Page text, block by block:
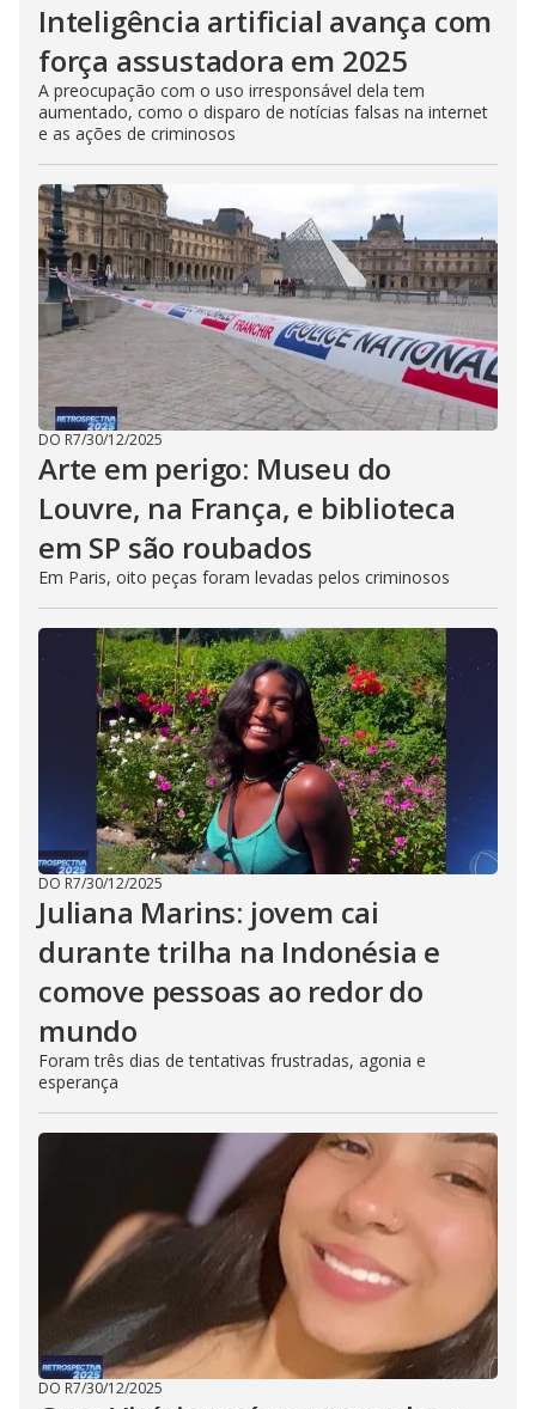
Inteligência artificial avança com
força assustadora em 2025
A preocupação com o uso irresponsável dela tem
aumentado, como o disparo de notícias falsas na internet
e as ações de criminosos
DO R7/30/12/2025
Arte em perigo: Museu do
Louvre, na França, e biblioteca
em SP são roubados
Em Paris, oito peças foram levadas pelos criminosos
DO R7/30/12/2025
Juliana Marins: jovem cai
durante trilha na Indonésia e
comove pessoas ao redor do
mundo
Foram três dias de tentativas frustradas, agonia e
esperança
DO R7/30/12/2025